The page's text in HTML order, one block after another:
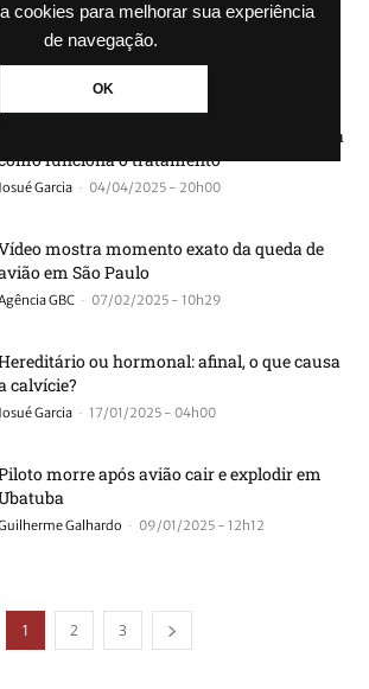
cookies para melhorar sua experiência
de navegação.
OK
cai de cama e morre horas depois
Agência GBC - 10/04/2025 - 15h29
Minoxidil: a solução para a calvície? Entenda
funciona o tratamento
Josué Garcia - 04/04/2025 - 20h00
mostra momento exato da queda de
em São Paulo
GBC - 07/02/2025 - 10h29
ou hormonal: afinal, o que causa
calvície?
Josué Garcia - 17/01/2025 - 04h00
morre após avião cair e explodir em
Galhardo - 09/01/2025 - 12h12
1 2 3